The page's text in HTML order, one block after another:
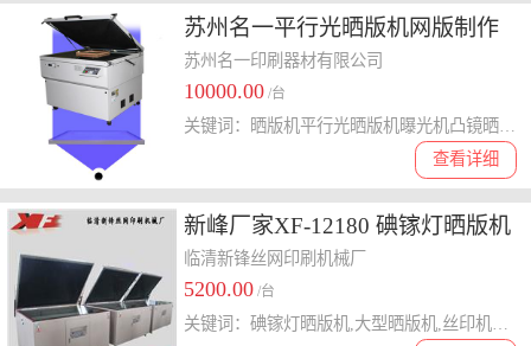
苏州名一平行光晒版机网版制作
苏州名一印刷器材有限公司
10000.00 /台
查看详细
新峰厂家XF-12180 碘镓灯晒版机
真空 大型晒版机
临清新锋丝网印刷机械厂
5200.00 /台
关键词：碘镓灯晒版机,大型晒版机,丝印机配套设备